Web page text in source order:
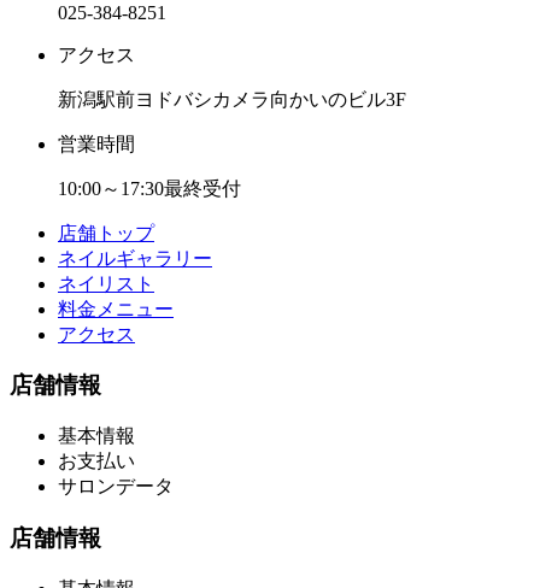
025-384‐8251
アクセス
新潟駅前ヨドバシカメラ向かいのビル3F
営業時間
10:00～17:30最終受付
店舗トップ
ネイルギャラリー
ネイリスト
料金メニュー
アクセス
店舗情報
基本情報
お支払い
サロンデータ
店舗情報